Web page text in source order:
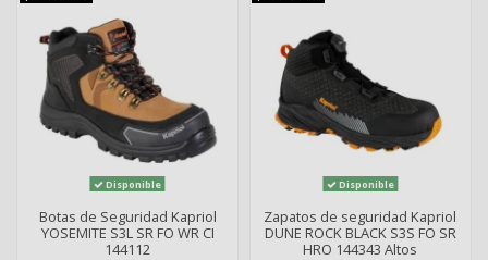
Disponible
Botas de Seguridad Kapriol
YOSEMITE S3L SR FO WR CI
144112
Disponible
Zapatos de seguridad Kapriol
DUNE ROCK BLACK S3S FO SR
HRO 144343 Altos